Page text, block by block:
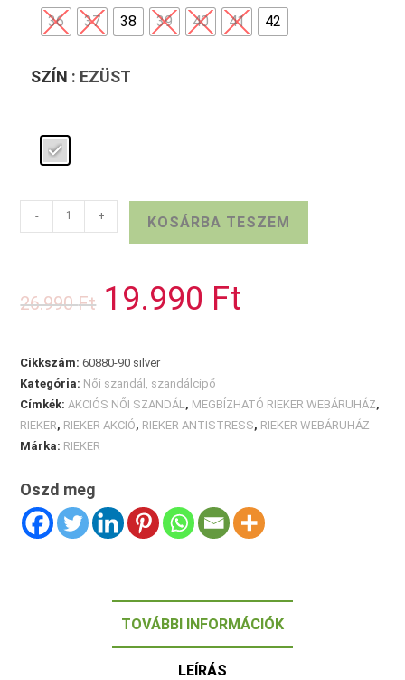
36 37 38 39 40 41 42
SZÍN : EZÜST
RIEKER
mennyiség
- + KOSÁRBA TESZEM
26.990Ft
Original
price
was:
19.990 Ft
Cikkszám:60880-90 silver
Kategória: Női szandál, szandálcipő
Címkék: AKCIÓS NŐI SZANDÁL , MEGBÍZHATÓ RIEKER WEBÁRUHÁZ,
RIEKER, RIEKER AKCIÓ, RIEKER ANTISTRESS, RIEKER WEBÁRUHÁZ
Márka: RIEKER
Oszd meg
TOVÁBBI INFORMÁCIÓK
LEÍRÁS